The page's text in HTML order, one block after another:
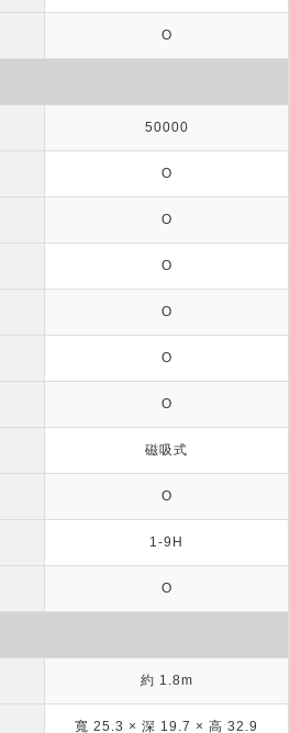
O
50000
O
O
O
O
O
O
磁吸式
O
1-9H
O
約 1.8m
寬 25.3 × 深 19.7 × 高 32.9